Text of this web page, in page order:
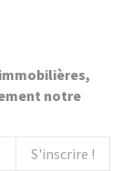
notre
S'inscrire !